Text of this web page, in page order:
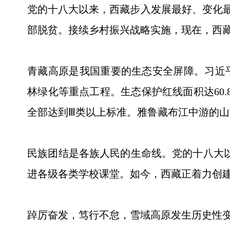
党的十八大以来，西藏步入发展最好、变化
部脱贫。接续乡村振兴战略实施，现在，西
青藏高原是我国重要的生态安全屏障。习
林绿化等重点工程。生态保护红线面积达
全部达到Ⅲ类以上标准。雅鲁藏布江中游的
民族团结是各族人民的生命线。党的十八
进各级各类学校课堂。如今，西藏正着力创
踔厉奋发，笃行不怠，雪域高原发生历史性